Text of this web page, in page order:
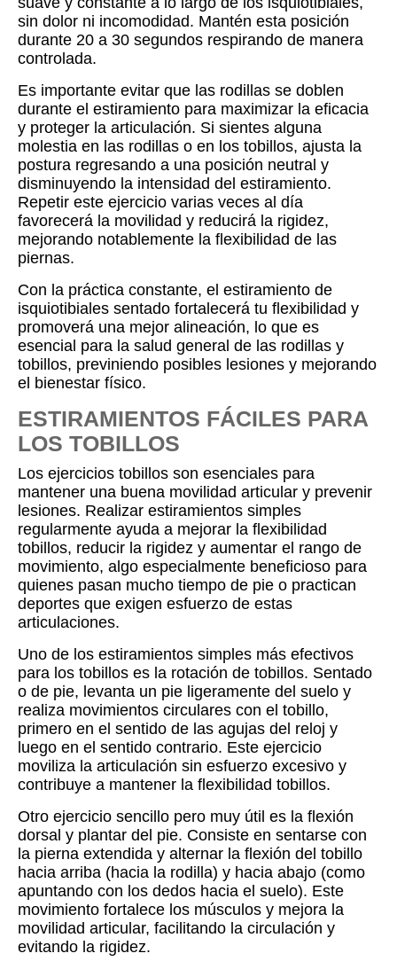
sin dolor ni incomodidad. Mantén esta posición
durante 20 a 30 segundos respirando de manera
controlada.
Es importante evitar que las rodillas se doblen
durante el estiramiento para maximizar la eficacia
y proteger la articulación. Si sientes alguna
molestia en las rodillas o en los tobillos, ajusta la
postura regresando a una posición neutral y
disminuyendo la intensidad del estiramiento.
Repetir este ejercicio varias veces al día
favorecerá la movilidad y reducirá la rigidez,
mejorando notablemente la flexibilidad de las
piernas.
Con la práctica constante, el estiramiento de
isquiotibiales sentado fortalecerá tu flexibilidad y
promoverá una mejor alineación, lo que es
esencial para la salud general de las rodillas y
tobillos, previniendo posibles lesiones y mejorando
el bienestar físico.
ESTIRAMIENTOS FÁCILES PARA
LOS TOBILLOS
Los ejercicios tobillos son esenciales para
mantener una buena movilidad articular y prevenir
lesiones. Realizar estiramientos simples
regularmente ayuda a mejorar la flexibilidad
tobillos, reducir la rigidez y aumentar el rango de
movimiento, algo especialmente beneficioso para
quienes pasan mucho tiempo de pie o practican
deportes que exigen esfuerzo de estas
articulaciones.
Uno de los estiramientos simples más efectivos
para los tobillos es la rotación de tobillos. Sentado
o de pie, levanta un pie ligeramente del suelo y
realiza movimientos circulares con el tobillo,
primero en el sentido de las agujas del reloj y
luego en el sentido contrario. Este ejercicio
moviliza la articulación sin esfuerzo excesivo y
contribuye a mantener la flexibilidad tobillos.
Otro ejercicio sencillo pero muy útil es la flexión
dorsal y plantar del pie. Consiste en sentarse con
la pierna extendida y alternar la flexión del tobillo
hacia arriba (hacia la rodilla) y hacia abajo (como
apuntando con los dedos hacia el suelo). Este
movimiento fortalece los músculos y mejora la
movilidad articular, facilitando la circulación y
evitando la rigidez.